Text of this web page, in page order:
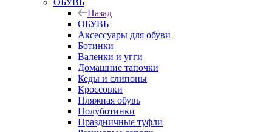
ОБУВЬ
Назад
ОБУВЬ
Аксессуары для обуви
Ботинки
Валенки и угги
Домашние тапочки
Кеды и слипоны
Кроссовки
Пляжная обувь
Полуботинки
Праздничные туфли